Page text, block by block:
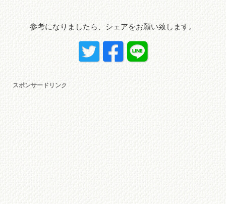
参考になりましたら、シェアをお願い致します。
スポンサードリンク